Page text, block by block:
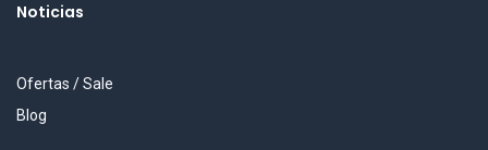
Noticias
Ofertas / Sale
Blog